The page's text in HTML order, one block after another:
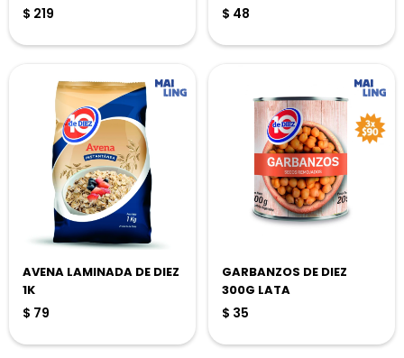
$ 219 $ 48
AVENA LAMINADA DE DIEZ
1K
$ 79
GARBANZOS DE DIEZ
300G LATA
$ 35